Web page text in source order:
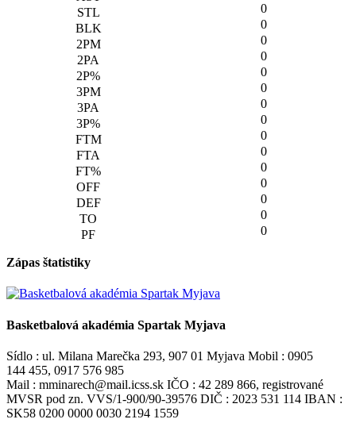
0
0
0
0
0
0
0
0
0
0
0
0
0
0
0
Zápas štatistiky
Basketbalová akadémia Spartak Myjava
Sídlo : ul. Milana Marečka 293, 907 01 Myjava Mobil : 0905
144 455, 0917 576 985
Mail : mminarech@mail.icss.sk IČO : 42 289 866, registrované
MVSR pod zn. VVS/1-900/90-39576 DIČ : 2023 531 114 IBAN :
SK58 0200 0000 0030 2194 1559